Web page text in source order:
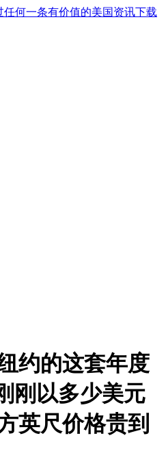
任何一条有价值的美国资讯下载
约的这套年度
刚以多少美元
英尺价格贵到